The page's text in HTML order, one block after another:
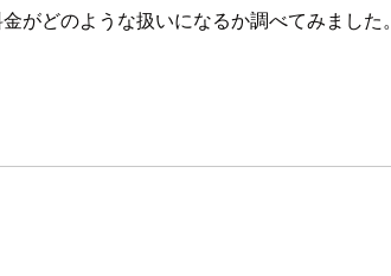
がどのような扱いになるか調べてみました。